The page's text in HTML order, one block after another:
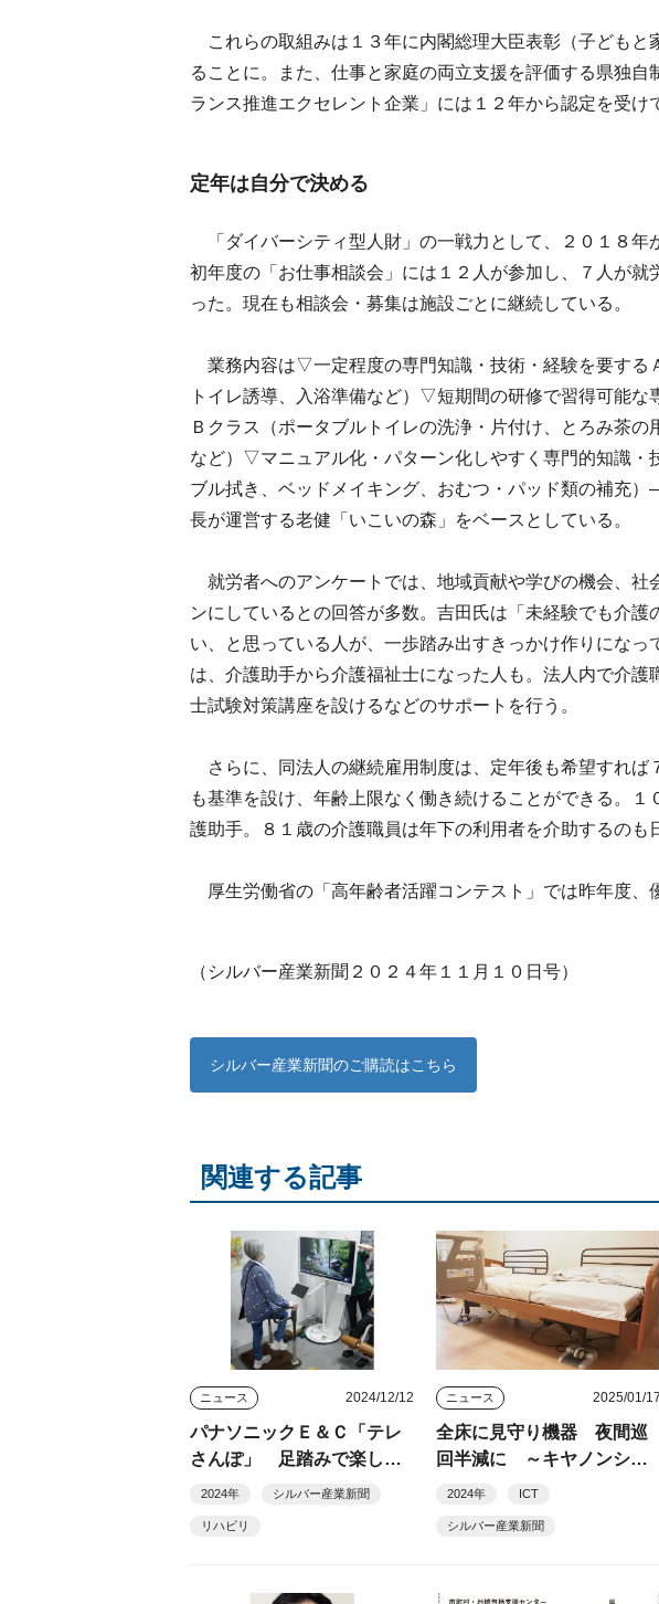
これらの取組みは１３年に内閣総理大臣表彰（子どもと
ることに。また、仕事と家庭の両立支援を評価する県独自
ランス推進エクセレント企業」には１２年から認定を受け
定年は自分で決める
「ダイバーシティ型人財」の一戦力として、２０１８年
初年度の「お仕事相談会」には１２人が参加し、７人が就
った。現在も相談会・募集は施設ごとに継続している。
業務内容は▽一定程度の専門知識・技術・経験を要する
トイレ誘導、入浴準備など）▽短期間の研修で習得可能な
Ｂクラス（ポータブルトイレの洗浄・片付け、とろみ茶
など）▽マニュアル化・パターン化しやすく専門的知識・
ブル拭き、ベッドメイキング、おむつ・パッド類の補充
長が運営する老健「いこいの森」をベースとしている。
就労者へのアンケートでは、地域貢献や学びの機会、社
ンにしているとの回答が多数。吉田氏は「未経験でも介護
い、と思っている人が、一歩踏み出すきっかけ作りになっ
は、介護助手から介護福祉士になった人も。法人内で介護
士試験対策講座を設けるなどのサポートを行う。
さらに、同法人の継続雇用制度は、定年後も希望すれば
も基準を設け、年齢上限なく働き続けることができる。１
護助手。８１歳の介護職員は年下の利用者を介助するのも
厚生労働省の「高年齢者活躍コンテスト」では昨年度、
（シルバー産業新聞２０２４年１１月１０日号）
シルバー産業新聞のご購読はこちら
関連する記事
ニュース 2024/12/12
パナソニックＥ＆Ｃ「テレ
さんぽ」 足踏みで楽しく
気軽に運動継続
2024年 シルバー産業新聞
リハビリ
ニュース 2025/01/17
全床に見守り機器 夜間巡
回半減に ～キヤノンシス
テムアンドサポートの伴走
2024年 ICT
シルバー産業新聞